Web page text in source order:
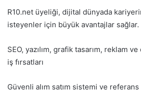
R10.net üyeliği, dijital dünyada
isteyenler için büyük avantajlar sağlar.
SEO, yazılım, grafik tasarım, reklam
iş fırsatları
Güvenli alım satım sistemi ve referans